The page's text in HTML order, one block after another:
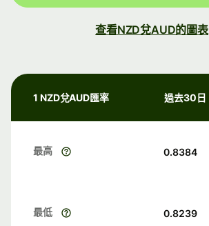
查看NZD兌AUD的圖表
1 NZD兌AUD匯率 過去30日
最高 0.8384
最低 0.8239